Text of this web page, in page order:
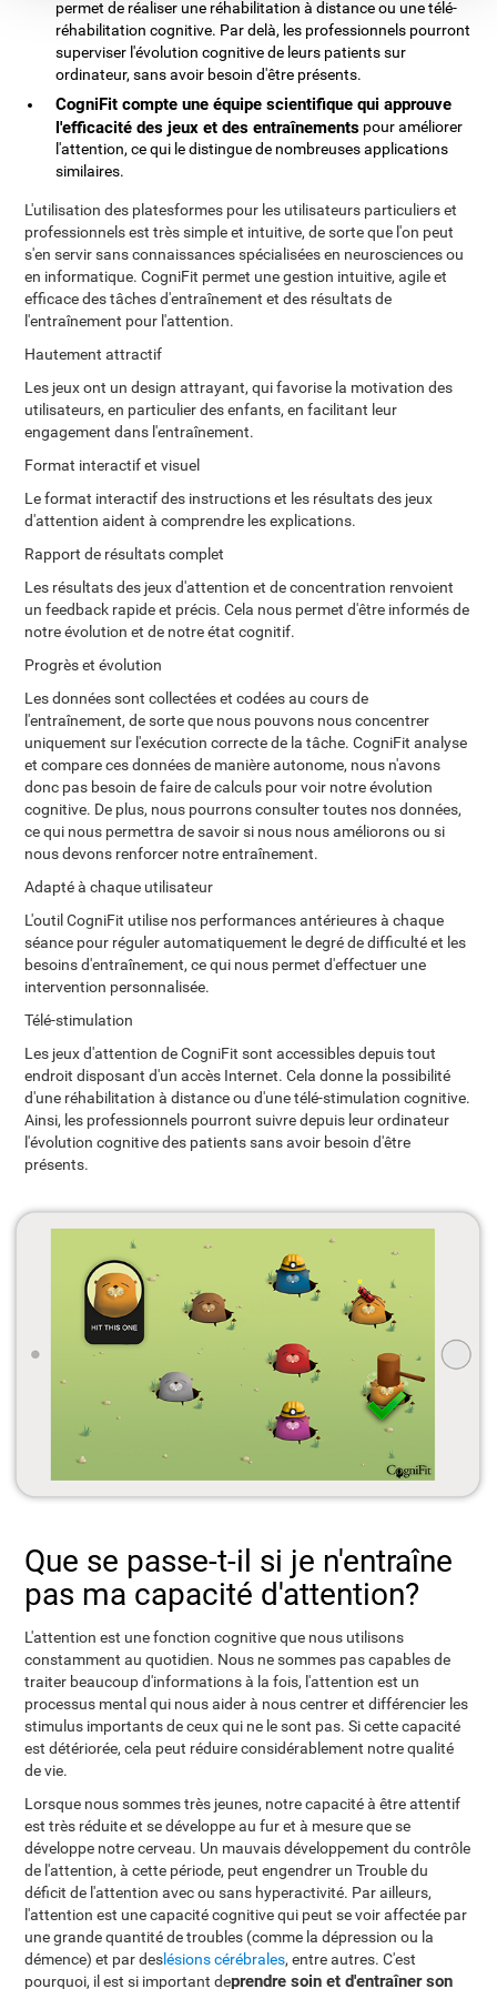
permet de réaliser une réhabilitation à distance ou une télé-
réhabilitation cognitive. Par delà, les professionnels pourront
superviser l'évolution cognitive de leurs patients sur
ordinateur, sans avoir besoin d'être présents.
CogniFit compte une équipe scientifique qui approuve
l'efficacité des jeux et des entraînements pour améliorer
l'attention, ce qui le distingue de nombreuses applications
similaires.
L'utilisation des platesformes pour les utilisateurs particuliers et
professionnels est très simple et intuitive, de sorte que l'on peut
s'en servir sans connaissances spécialisées en neurosciences ou
en informatique. CogniFit permet une gestion intuitive, agile et
efficace des tâches d'entraînement et des résultats de
l'entraînement pour l'attention.
Hautement attractif
Les jeux ont un design attrayant, qui favorise la motivation des
utilisateurs, en particulier des enfants, en facilitant leur
engagement dans l'entraînement.
Format interactif et visuel
Le format interactif des instructions et les résultats des jeux
d'attention aident à comprendre les explications.
Rapport de résultats complet
Les résultats des jeux d'attention et de concentration renvoient
un feedback rapide et précis. Cela nous permet d'être informés de
notre évolution et de notre état cognitif.
Progrès et évolution
Les données sont collectées et codées au cours de
l'entraînement, de sorte que nous pouvons nous concentrer
uniquement sur l'exécution correcte de la tâche. CogniFit analyse
et compare ces données de manière autonome, nous n'avons
donc pas besoin de faire de calculs pour voir notre évolution
cognitive. De plus, nous pourrons consulter toutes nos données,
ce qui nous permettra de savoir si nous nous améliorons ou si
nous devons renforcer notre entraînement.
Adapté à chaque utilisateur
L'outil CogniFit utilise nos performances antérieures à chaque
séance pour réguler automatiquement le degré de difficulté et les
besoins d'entraînement, ce qui nous permet d'effectuer une
intervention personnalisée.
Télé-stimulation
Les jeux d'attention de CogniFit sont accessibles depuis tout
endroit disposant d'un accès Internet. Cela donne la possibilité
d'une réhabilitation à distance ou d'une télé-stimulation cognitive.
Ainsi, les professionnels pourront suivre depuis leur ordinateur
l'évolution cognitive des patients sans avoir besoin d'être
présents.
Que se passe-t-il si je n'entraîne
pas ma capacité d'attention?
L'attention est une fonction cognitive que nous utilisons
constamment au quotidien. Nous ne sommes pas capables de
traiter beaucoup d'informations à la fois, l'attention est un
processus mental qui nous aider à nous centrer et différencier les
stimulus importants de ceux qui ne le sont pas. Si cette capacité
est détériorée, cela peut réduire considérablement notre qualité
de vie.
Lorsque nous sommes très jeunes, notre capacité à être attentif
est très réduite et se développe au fur et à mesure que se
développe notre cerveau. Un mauvais développement du contrôle
de l'attention, à cette période, peut engendrer un Trouble du
déficit de l'attention avec ou sans hyperactivité. Par ailleurs,
l'attention est une capacité cognitive qui peut se voir affectée par
une grande quantité de troubles (comme la dépression ou la
démence) et par deslésions cérébrales, entre autres. C'est
pourquoi, il est si important deprendre soin et d'entraîner son